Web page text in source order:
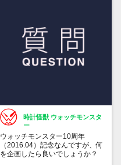
時計怪獣 ウォッチモンスタ
ー
ウォッチモンスター10周年
（2016.04）記念なんですが、何
を企画したら良いでしょうか？